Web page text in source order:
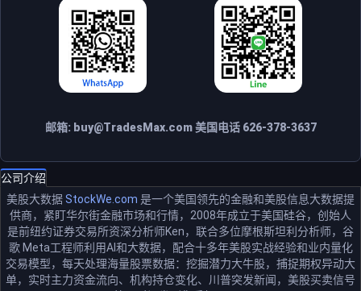
邮箱: buy@TradesMax.com美国电话 626-378-3637
公司介绍
美股大数据StockWe.com 是一个美国领先的金融和美股信息大数据提
供商，紧盯华尔街金融市场和行情，2008年成立于美国硅谷，创始人
是前纽约证券交易所资深分析师Ken，联合多位摩根斯坦利分析师，谷
歌 Meta工程师利用AI和大数据，配合十多年美股实战经验和业内量化
交易模型，每天处理海量股票数据：挖掘潜力大牛股，捕捉期权异动大
单，实时主力资金流向、机构持仓变化、川普突发新闻，美股买卖信号